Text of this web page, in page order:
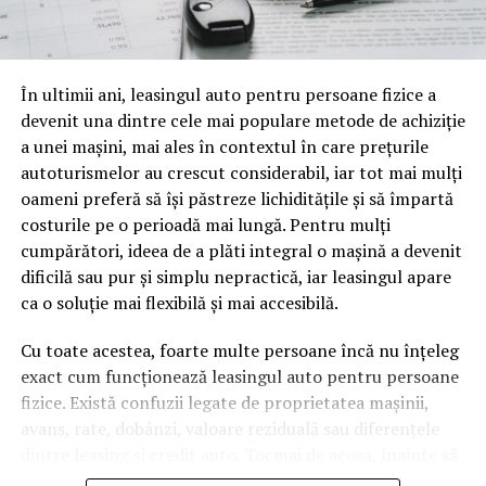
o mină de informație, plină de întrebări pe care și le pun
oamenii cu adevărat. Dacă transcrierea ajunge pe o
cuvinte tematice, scrise exact în limbajul în care se
caută.
Apoi vine partea de comportament. O pagină pe care
vizitatorii stau zece, cincisprezece minute ca să
urmărească replay-ul trimite un semnal greu de ignorat.
Google nu îți măsoară direct satisfacția, însă timpul
petrecut, scrollul și revenirile spun ceva despre cât de
util e materialul.
Și mai e ceva ce se uită ușor. Un webinar reușit atrage
linkuri aproape de la sine. Cineva îl menționează într-un
newsletter, altcineva îl citează într-un articol, un
partener îl trimite în comunitatea lui. Fiecare astfel de
tău, iar autoritatea e moneda forte în SEO.
În ultimii ani, leasingul auto pentru persoane fizice a
devenit una dintre cele mai populare metode de achiziție
a unei mașini, mai ales în contextul în care prețurile
autoturismelor au crescut considerabil, iar tot mai mulți
oameni preferă să își păstreze lichiditățile și să împartă
costurile pe o perioadă mai lungă. Pentru mulți
cumpărători, ideea de a plăti integral o mașină a devenit
dificilă sau pur și simplu nepractică, iar leasingul apare
ca o soluție mai flexibilă și mai accesibilă.
Cu toate acestea, foarte multe persoane încă nu înțeleg
exact cum funcționează leasingul auto pentru persoane
fizice. Există confuzii legate de proprietatea mașinii,
avans, rate, dobânzi, valoare reziduală sau diferențele
semnezi orice contract, este important să înțelegi clar